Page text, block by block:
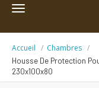
Toggle
Accueil Chambres
Housse De Protection
230x100x80